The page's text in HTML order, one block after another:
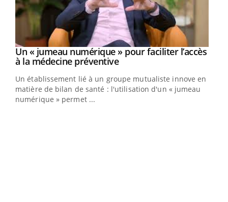
Youtube
Un « jumeau numérique » pour faciliter l’accès
à la médecine préventiveYoutube
Un établissement lié à un groupe mutualiste innove en
matière de bilan de santé : l'utilisation d'un « jumeau
numérique » permet ...